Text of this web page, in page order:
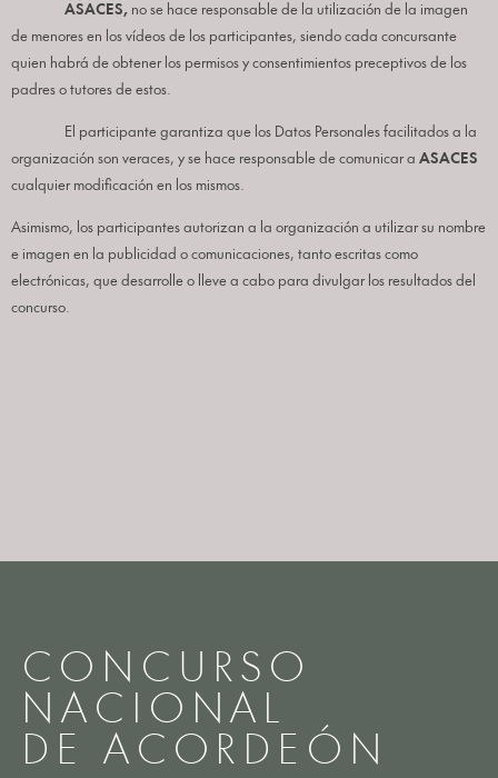
ASACES, no se hace responsable de la utilización de la imagen
de menores en los vídeos de los participantes, siendo cada concursante
quien habrá de obtener los permisos y consentimientos preceptivos de los
padres o tutores de estos.
El participante garantiza que los Datos Personales facilitados a la
organización son veraces, y se hace responsable de comunicar a ASACES
cualquier modificación en los mismos.
Asimismo, los participantes autorizan a la organización a utilizar su nombre
e imagen en la publicidad o comunicaciones, tanto escritas como
electrónicas, que desarrolle o lleve a cabo para divulgar los resultados del
concurso.
CONCURSO
NACIONAL
DE ACORDEÓN